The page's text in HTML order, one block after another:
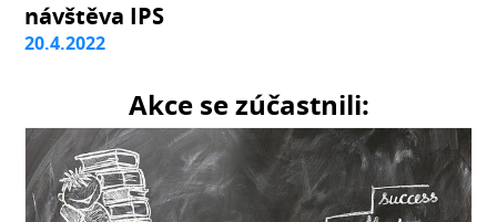
návštěva IPS
20.4.2022
Akce se zúčastnili: